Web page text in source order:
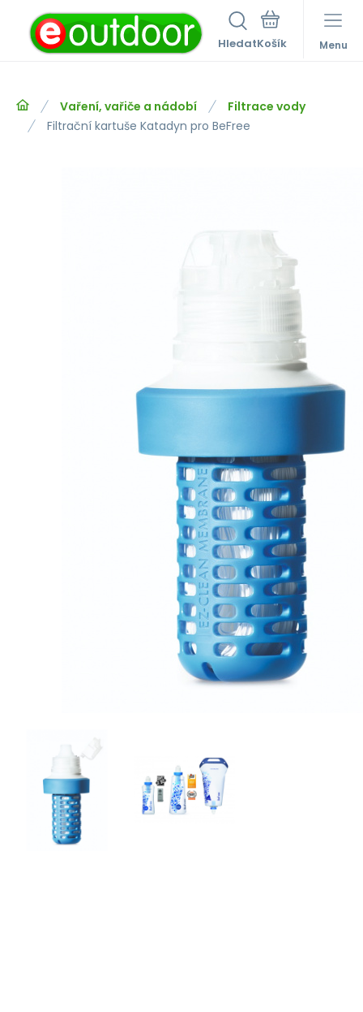
Hledat Menu
Vaření, vařiče a nádobí
Filtrace vody
Filtrační kartuše Katadyn pro BeFree